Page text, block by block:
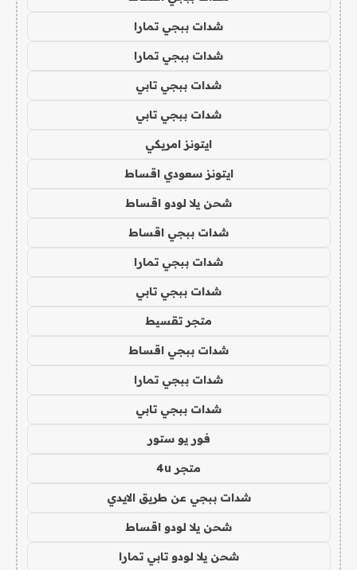
شدات ببجي تمارا
شدات ببجي تمارا
شدات ببجي تابي
شدات ببجي تابي
ايتونز امريكي
ايتونز سعودي اقساط
شحن يلا لودو اقساط
شدات ببجي اقساط
شدات ببجي تمارا
شدات ببجي تابي
متجر تقسيط
شدات ببجي اقساط
شدات ببجي تمارا
شدات ببجي تابي
فور يو ستور
متجر 4u
شدات ببجي عن طريق الايدي
شحن يلا لودو اقساط
شحن يلا لودو تابي تمارا